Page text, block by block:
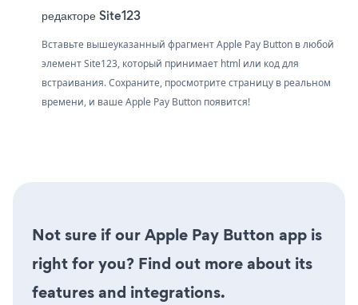
редакторе Site123
Вставьте вышеуказанный фрагмент Apple Pay Button в любой
элемент Site123, который принимает html или код для
встраивания. Сохраните, просмотрите страницу в реальном
времени, и ваше Apple Pay Button появится!
Not sure if our Apple Pay Button app is
right for you? Find out more about its
features and integrations.